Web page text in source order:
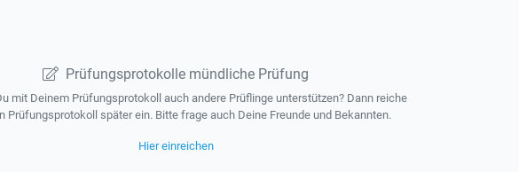
Prüfungsprotokolle mündliche Prüfung
mit Deinem Prüfungsprotokoll auch andere Prüflinge unterstützen? Dann reiche
Prüfungsprotokoll später ein. Bitte frage auch Deine Freunde und Bekannten.
Hier einreichen